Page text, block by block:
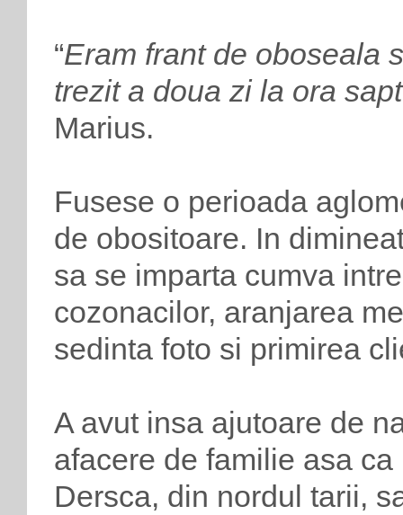
“Eram frant de oboseala
trezit a doua zi la ora
Marius.
Fusese o perioada
de obositoare. In
sa se imparta cumva
cozonacilor, aranjarea
sedinta foto si primirea
A avut insa ajutoare de
afacere de familie asa
Dersca, din nordul tarii,